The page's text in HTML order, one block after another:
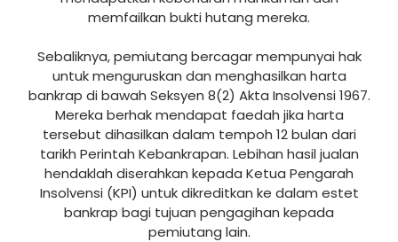
memfailkan bukti hutang mereka.
Sebaliknya, pemiutang bercagar mempunyai hak
untuk menguruskan dan menghasilkan harta
bankrap di bawah Seksyen 8(2) Akta Insolvensi 1967.
Mereka berhak mendapat faedah jika harta
tersebut dihasilkan dalam tempoh 12 bulan dari
tarikh Perintah Kebankrapan. Lebihan hasil jualan
hendaklah diserahkan kepada Ketua Pengarah
Insolvensi (KPI) untuk dikreditkan ke dalam estet
bankrap bagi tujuan pengagihan kepada
pemiutang lain.